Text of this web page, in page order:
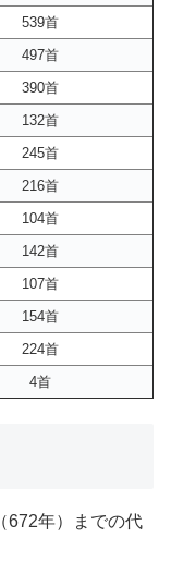
539首
497首
390首
132首
245首
216首
104首
142首
107首
154首
224首
4首
672年）までの代